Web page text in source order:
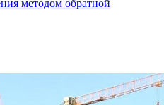
методом обратной